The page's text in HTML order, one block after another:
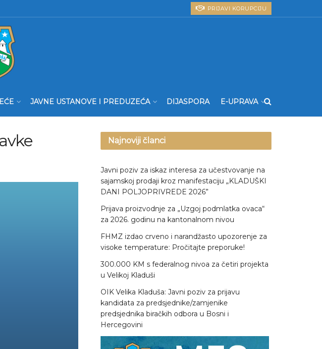
PRIJAVI KORUPCIJU
JAVNE USTANOVE I PREDUZEĆA DIJASPORA E-UPRAVA
Najnoviji članci
Javni poziv za iskaz interesa za učestvovanje na
sajamskoj prodaji kroz manifestaciju „KLADUŠKI
DANI POLJOPRIVREDE 2026”
Prijava proizvodnje za „Uzgoj podmlatka ovaca“
za 2026. godinu na kantonalnom nivou
FHMZ izdao crveno i narandžasto upozorenje za
visoke temperature: Pročitajte preporuke!
300.000 KM s federalnog nivoa za četiri projekta
u Velikoj Kladuši
OIK Velika Kladuša: Javni poziv za prijavu
kandidata za predsjednike/zamjenike
predsjednika biračkih odbora u Bosni i
Hercegovini